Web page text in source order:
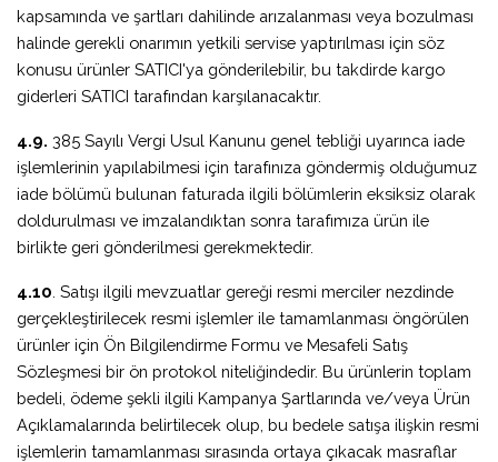
kapsamında ve şartları dahilinde arızalanması veya bozulması
halinde gerekli onarımın yetkili servise yaptırılması için söz
konusu ürünler SATICI'ya gönderilebilir, bu takdirde kargo
giderleri SATICI tarafından karşılanacaktır.
4.9. 385 Sayılı Vergi Usul Kanunu genel tebliği uyarınca iade
işlemlerinin yapılabilmesi için tarafınıza göndermiş olduğumuz
iade bölümü bulunan faturada ilgili bölümlerin eksiksiz olarak
doldurulması ve imzalandıktan sonra tarafımıza ürün ile
birlikte geri gönderilmesi gerekmektedir.
4.10 . Satışı ilgili mevzuatlar gereği resmi merciler nezdinde
gerçekleştirilecek resmi işlemler ile tamamlanması öngörülen
ürünler için Ön Bilgilendirme Formu ve Mesafeli Satış
Sözleşmesi bir ön protokol niteliğindedir. Bu ürünlerin toplam
bedeli, ödeme şekli ilgili Kampanya Şartlarında ve/veya Ürün
Açıklamalarında belirtilecek olup, bu bedele satışa ilişkin resmi
işlemlerin tamamlanması sırasında ortaya çıkacak masraflar